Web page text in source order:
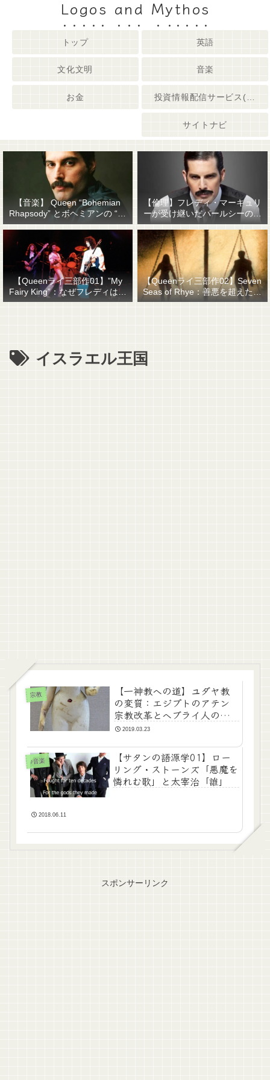
Logos and Mythos
トップ 英語
文化文明 音楽
お金
サイトナビ
【音楽】 Queen “Bohemian
Rhapsody” とボヘミアンの “他
人事感”
【倫理】フレディ・マーキュリ
ーが受け継いだパールシーの精
神遺産
【Queenライ三部作01】”My
Fairy King”：なぜフレディはマ
ーキュリーと名乗ったのか？
【Queenライ三部作02】Seven
Seas of Rhye：善悪を超えたも
のを善悪で裁くということ
イスラエル王国
宗教
【一神教への道】ユダヤ教
の変質：エジプトのアテン
宗教改革とヘブライ人のコ
ンプレックス
2019.03.23
♪音楽
【サタンの語源学01】ロー
リング・ストーンズ「悪魔を
憐れむ歌」と太宰治「誰」
2018.06.11
スポンサーリンク